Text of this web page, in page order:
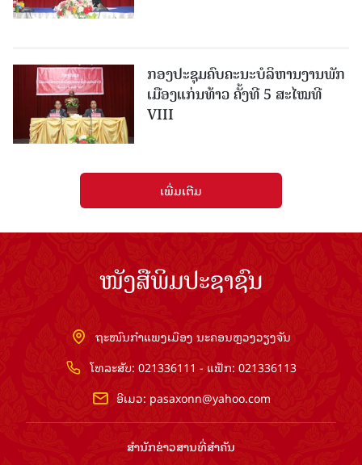
ກອງປະຊຸມຄົບຄະນະບໍລິຫານງານພັກ
ເມືອງແກ່ນ​ທ້າວ ຄັ້ງທີ 5 ສະໄໝທີ
VIII
ເພີ່ມເຕີມ
ໜັງສືພິມປະຊາຊົນ
ຖະໜົນກຳແພງເມືອງ ນະຄອນຫຼວງວຽງຈັນ
ໂທລະສັບ: 021336111 - ແຟັກ: 021336113
ອີເມວ: pasaxonn@yahoo.com
ສຳ​ນັກ​ຂ່າວ​ສານ​ທີ່​ສຳ​ຄັນ​